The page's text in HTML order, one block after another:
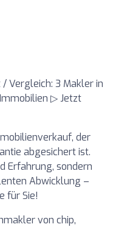
Vergleich: 3 Makler in
Immobilien ▷ Jetzt
der
abgesichert ist.
Erfahrung, sondern
Abwicklung –
für Sie!
von chip,